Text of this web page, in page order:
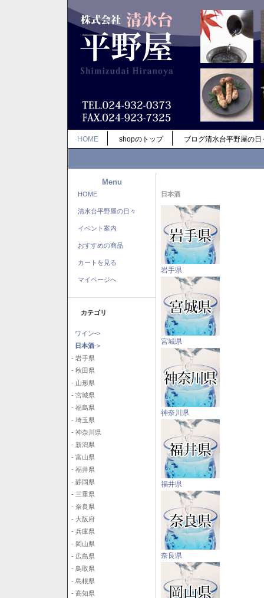
HOME shopのトップ ブログ清水台平野屋の日
Menu
HOME
清水台平野屋の日々
イベント案内
おすすめの商品
カートを見る
マイページへ
カテゴリ
ワイン->
日本酒->
- 岩手県
- 秋田県
- 山形県
- 宮城県
- 福島県
- 埼玉県
- 神奈川県
- 新潟県
- 富山県
- 福井県
- 静岡県
- 三重県
- 奈良県
- 大阪府
- 兵庫県
- 岡山県
- 広島県
- 鳥取県
- 島根県
- 高知県
日本酒
岩手県
宮城県
神奈川県
福井県
奈良県